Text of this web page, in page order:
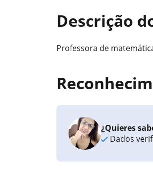
Descrição
Professora de
¿Quieres
Dados